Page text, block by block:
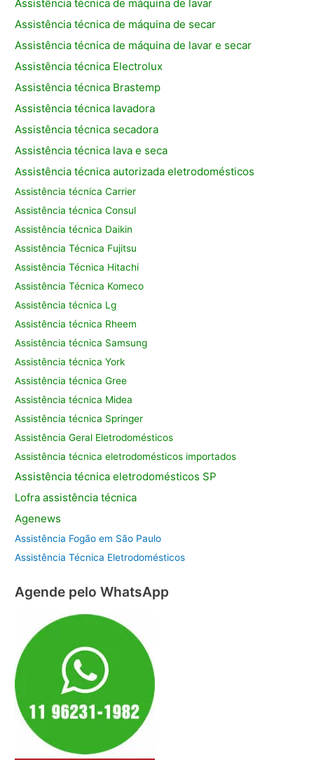
Assistência técnica de máquina de lavar
Assistência técnica de máquina de secar
Assistência técnica de máquina de lavar e secar
Assistência técnica Electrolux
Assistência técnica Brastemp
Assistência técnica lavadora
Assistência técnica secadora
Assistência técnica lava e seca
Assistência técnica autorizada eletrodomésticos
Assistência técnica Carrier
Assistência técnica Consul
Assistência técnica Daikin
Assistência Técnica Fujitsu
Assistência Técnica Hitachi
Assistência Técnica Komeco
Assistência técnica Lg
Assistência técnica Rheem
Assistência técnica Samsung
Assistência técnica York
Assistência técnica Gree
Assistência técnica Midea
Assistência técnica Springer
Assistência Geral Eletrodomésticos
Assistência técnica eletrodomésticos importados
Assistência técnica eletrodomésticos SP
Lofra assistênciatécnica
Agenews
Assistência Fogão em São Paulo
Assistência Técnica Eletrodomésticos
Agende pelo WhatsApp